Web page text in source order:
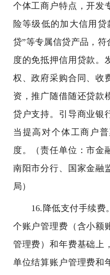
个体工商户特点，开发
险等级低的加大信用
贷”等专属信贷产品，
度的免抵押信用贷款。
权、政府采购合同、收
资，推广随借随还贷款
贷户支持。引导商业银
当提高对个体工商户
度。（责任单位：市金
南阳市分行、国家金融
局）
16.降低支付手续费
个账户管理费（含小额
管理费）和年费基础上
单位结算账户管理费和